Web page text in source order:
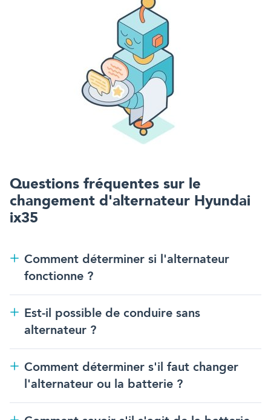
Questions fréquentes sur le
changement d'alternateur Hyundai
ix35
Comment déterminer si l'alternateur
fonctionne ?
Est-il possible de conduire sans
alternateur ?
Comment déterminer s'il faut changer
l'alternateur ou la batterie ?